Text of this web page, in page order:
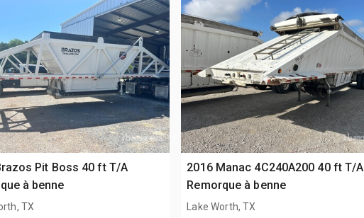
Pit Boss 40 ft T/A
à benne
TX
2016 Manac 4C240A200 40 ft T/A
Remorque à benne
Lake Worth, TX